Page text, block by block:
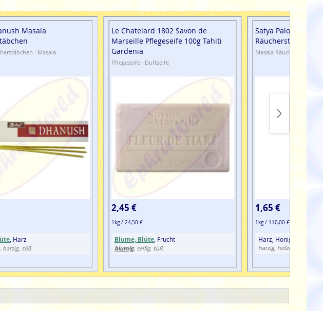
Masala
· Masala
, Harz
harzig, süß
Le Chatelard 1802 Savon de
Marseille Pflegeseife 100g Tahiti
Gardenia
Pflegeseife · Duftseife
2,45 €
1kg / 24,50 €
Blume, Blüte, Frucht
blumig, seifig, süß
Satya Palo Santo
Räucherstäbchen
Masala Räucherstäbchen
1,65 €
1kg / 110,00 €
Harz, Honig, Palo
harzig, hölzern, süß,